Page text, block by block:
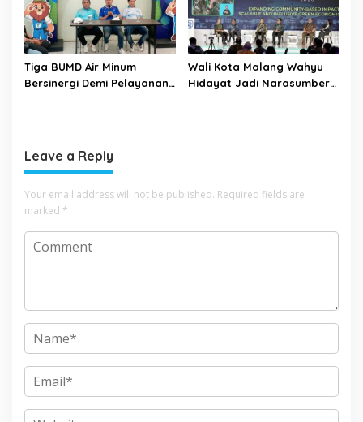
Tiga BUMD Air Minum
Bersinergi Demi Pelayanan
Wali Kota Malang Wahyu
Hidayat Jadi Narasumber
Leave a Reply
Your email address will not be published. Required fields are
marked *